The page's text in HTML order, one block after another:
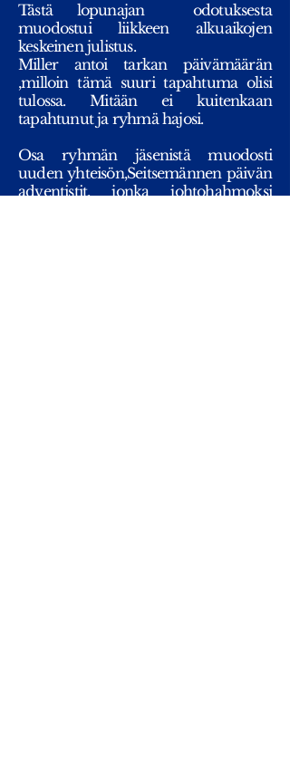
Tästä lopunajan odotuksesta
muodostui liikkeen alkuaikojen
keskeinen julistus.
Miller antoi tarkan päivämäärän
,milloin tämä suuri tapahtuma olisi
tulossa. Mitään ei kuitenkaan
tapahtunut ja ryhmä hajosi.
Osa ryhmän jäsenistä muodosti
uuden yhteisön,Seitsemännen päivän
adventistit, jonka johtohahmoksi